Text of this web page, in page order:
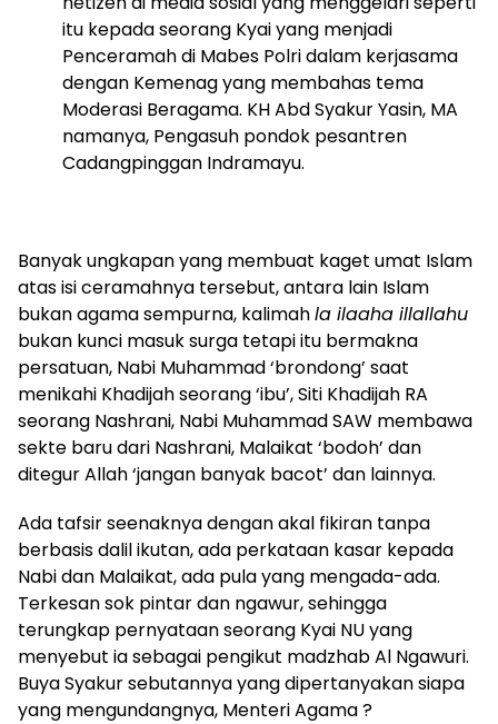
itu kepada seorang Kyai yang menjadi
Penceramah di Mabes Polri dalam kerjasama
dengan Kemenag yang membahas tema
Moderasi Beragama. KH Abd Syakur Yasin, MA
namanya, Pengasuh pondok pesantren
Cadangpinggan Indramayu.
Banyak ungkapan yang membuat kaget umat Islam
atas isi ceramahnya tersebut, antara lain Islam
bukan agama sempurna, kalimahla ilaaha illallahu
bukan kunci masuk surga tetapi itu bermakna
persatuan, Nabi Muhammad ‘brondong’ saat
menikahi Khadijah seorang ‘ibu’, Siti Khadijah RA
seorang Nashrani, Nabi Muhammad SAW membawa
sekte baru dari Nashrani, Malaikat ‘bodoh’ dan
ditegur Allah ‘jangan banyak bacot’ dan lainnya.
Ada tafsir seenaknya dengan akal fikiran tanpa
berbasis dalil ikutan, ada perkataan kasar kepada
Nabi dan Malaikat, ada pula yang mengada-ada.
Terkesan sok pintar dan ngawur, sehingga
terungkap pernyataan seorang Kyai NU yang
menyebut ia sebagai pengikut madzhab Al Ngawuri.
Buya Syakur sebutannya yang dipertanyakan siapa
yang mengundangnya, Menteri Agama ?